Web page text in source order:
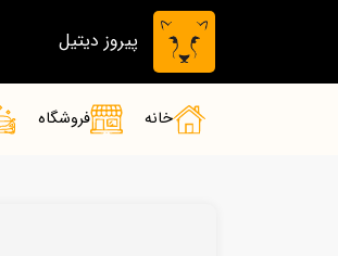
پیروز دیتیل
خانه فروشگاه